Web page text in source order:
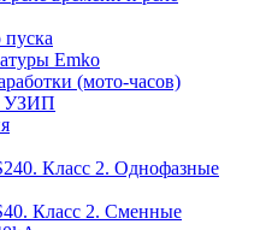
пуска
Emko
(мото-часов)
УЗИП
Класс 2. Однофазные
Класс 2. Сменные